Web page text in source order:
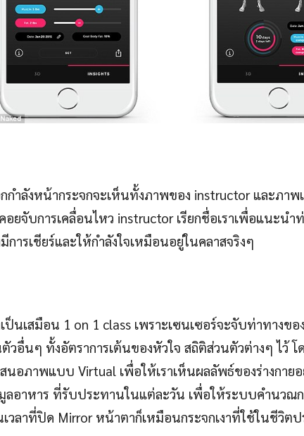
กกำลังหน้ากระจกจะเห็นทั้งภาพของ instructor และภาพเ
อยจับการเคลื่อนไหว instructor เรียกชื่อเราเพื่อแนะนำ
การเชียร์และให้กำลังใจเหมือนอยู่ในคลาสจริงๆ
ป็นเสมือน 1 on 1 class เพราะเซนเซอร์จะจับท่าทางของ
วอื่นๆ ทั้งอัตราการเต้นของหัวใจ สถิติส่วนตัวต่างๆ ไว้ โ
นอภาพแบบ Virtual เพื่อให้เราเห็นผลลัพธ์ของร่างกาย
ลอาหาร ที่รับประทานในแต่ละวัน เพื่อให้ระบบคำนวณก
วลาที่ปิด Mirror หน้าตาก็เหมือนกระจกเงาที่ใช้ในชีวิตป